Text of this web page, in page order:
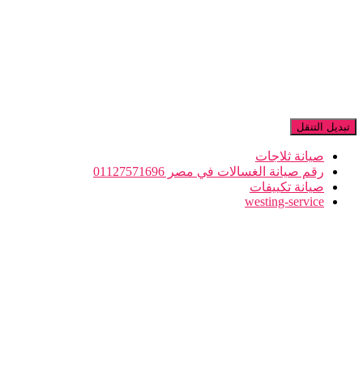
تبديل التنقل
صيانة ثلاجات
رقم صيانة الغسالات في مصر 01127571696
صيانة تكييفات
westing-service